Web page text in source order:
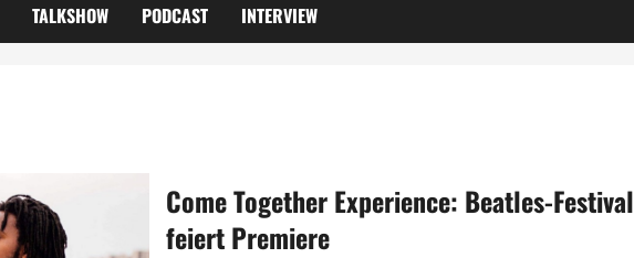
TALKSHOW PODCAST INTERVIEW
Come Together Experience: Beatles-Festival
feiert Premiere